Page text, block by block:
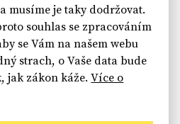
musíme je taky dodržovat.
souhlas se zpracováním
se Vám na našem webu
strach, o Vaše data bude
jak zákon káže.Více o